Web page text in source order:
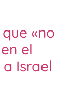
«no
el
Israel